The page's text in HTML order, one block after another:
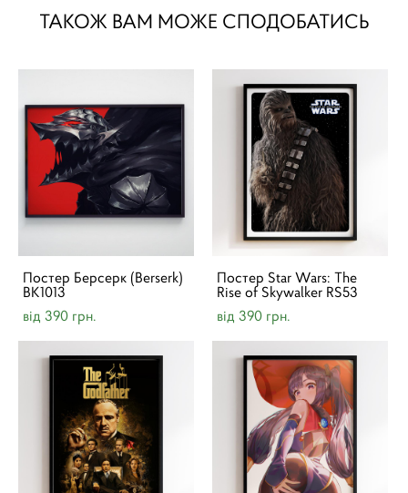
ТАКОЖ ВАМ МОЖЕ СПОДОБАТИСЬ
Постер Берсерк (Berserk)
BK1013
від 390 грн.
Постер Star Wars: The
Rise of Skywalker RS53
від 390 грн.